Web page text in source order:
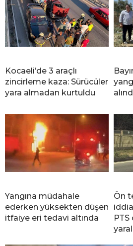
Kocaeli’de 3 araçlı
zincirleme kaza: Sürücüler
yara almadan kurtuldu
Yangına müdahale
ederken yüksekten düşen
itfaiye eri tedavi altında
Ön
PTS